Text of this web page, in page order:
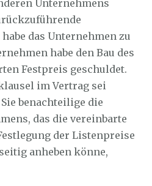
Unternehmens
das Unternehmen zu
habe den Bau des
Festpreis geschuldet.
im Vertrag sei
benachteilige die
das die vereinbarte
der Listenpreise
anheben könne,